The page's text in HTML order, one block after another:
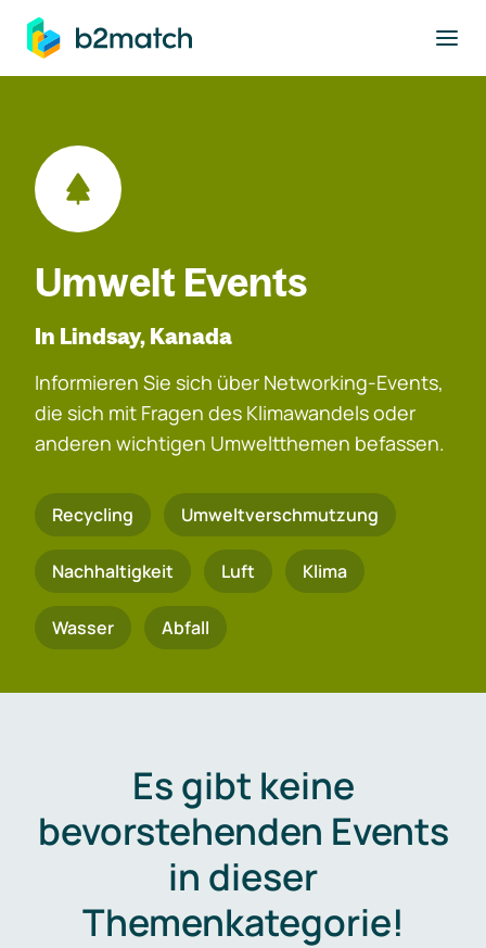
springen
Umwelt Events
In Lindsay, Kanada
Informieren Sie sich über Networking-Events,
die sich mit Fragen des Klimawandels oder
anderen wichtigen Umweltthemen befassen.
Recycling Umweltverschmutzung
Nachhaltigkeit Luft Klima
Wasser Abfall
Es gibt keine
bevorstehenden Events
in dieser
Themenkategorie!